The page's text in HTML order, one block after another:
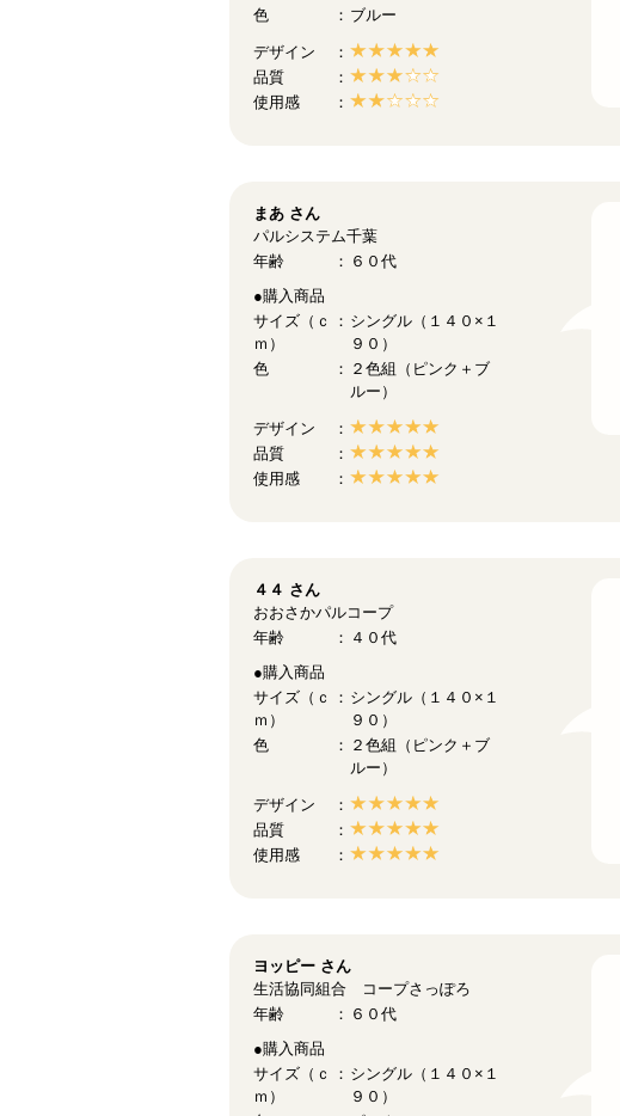
色
ブルー
デザイン
品質
使用感
まあ さん
パルシステム千葉
年齢
６０代
●購入商品
サイズ（ｃ
ｍ）
シングル（１４０×１
９０）
色
２色組（ピンク＋ブ
ルー）
デザイン
品質
使用感
４４ さん
おおさかパルコープ
年齢
４０代
●購入商品
サイズ（ｃ
ｍ）
シングル（１４０×１
９０）
色
２色組（ピンク＋ブ
ルー）
デザイン
品質
使用感
ヨッピー さん
生活協同組合 コープさっぽろ
年齢
６０代
●購入商品
サイズ（ｃ
ｍ）
シングル（１４０×１
９０）